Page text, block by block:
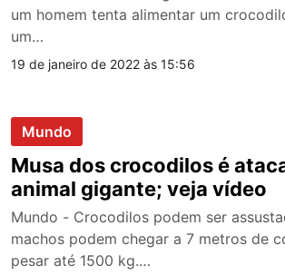
um homem tenta alimentar um
um…
19 de janeiro de 2022 às 15:56
Mundo
Musa dos crocodilos é
animal gigante; veja vídeo
Mundo - Crocodilos podem ser
machos podem chegar a 7 metros de
pesar até 1500 kg.…